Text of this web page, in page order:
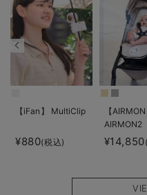
【iFan】 MultiClip
¥880(税込)
【AIRMON
AIRMON2
アム
¥14,850